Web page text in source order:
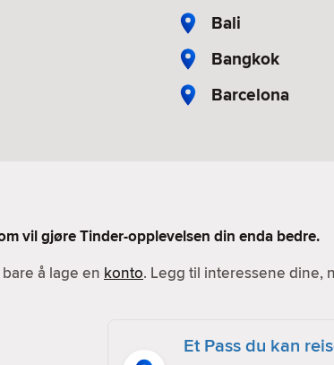
Bali
Bangkok
Barcelona
vil gjøre Tinder-opplevelsen din enda bedre.
å lage en konto. Legg til interessene dine,
Et Pass du kan